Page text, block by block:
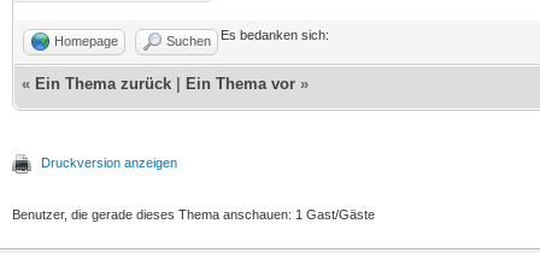
Homepage Suchen Es bedanken sich:
« Ein Thema zurück Ein Thema vor »
Druckversion anzeigen
Benutzer, die gerade dieses Thema anschauen: 1 Gast/Gäste